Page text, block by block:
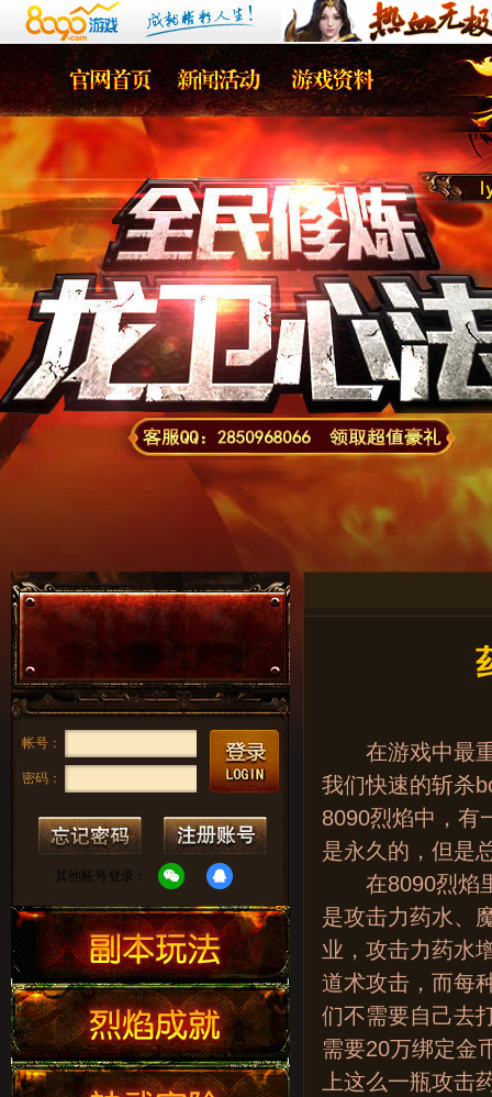
帐号：
密码：
其他帐号登录：
在游戏中最重
我们快速的斩杀
8090烈焰中，有
是永久的，但是
在8090烈焰里
是攻击力药水、
业，攻击力药水
道术攻击，而每
们不需要自己去
需要20万绑定金
上这么一瓶攻击